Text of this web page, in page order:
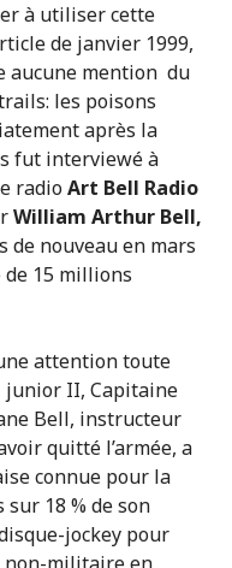
à utiliser cette
de janvier 1999,
aucune mention du
les poisons
après la
fut interviewé à
radioArt Bell Radio
William Arthur Bell,
de nouveau en mars
de 15 millions
attention toute
junior II, Capitaine
Bell, instructeur
quitté l’armée, a
connue pour la
18 % de son
jockey pour